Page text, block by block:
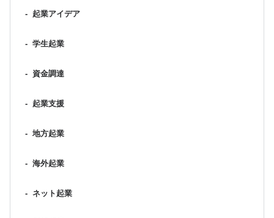
- 起業アイデア
- 学生起業
- 資金調達
- 起業支援
- 地方起業
- 海外起業
- ネット起業